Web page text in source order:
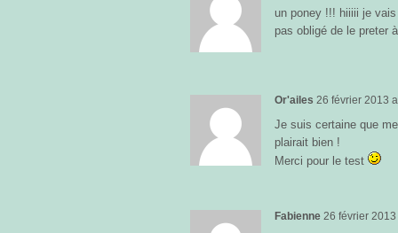
un poney !!! hiiiii je
pas obligé de le preter
Or'ailes 26 février 2013
Je suis certaine que
plairait bien !
Merci pour le test
Fabienne 26 février 2013